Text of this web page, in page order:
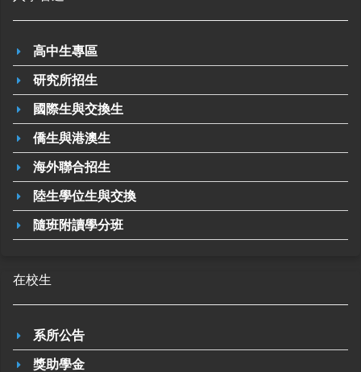
高中生專區
研究所招生
國際生與交換生
僑生與港澳生
海外聯合招生
陸生學位生與交換
隨班附讀學分班
在校生
系所公告
獎助學金